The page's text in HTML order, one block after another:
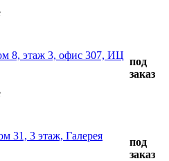
8, этаж 3, офис 307, ИЦ
под
заказ
31, 3 этаж, Галерея
под
заказ